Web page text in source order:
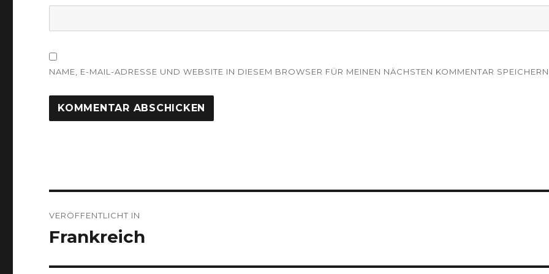
NAME, E-MAIL-ADRESSE UND WEBSITE IN DIESEM BROWSER FÜR MEINEN NÄCHSTEN KOMMENTAR
VERÖFFENTLICHT IN
Frankreich